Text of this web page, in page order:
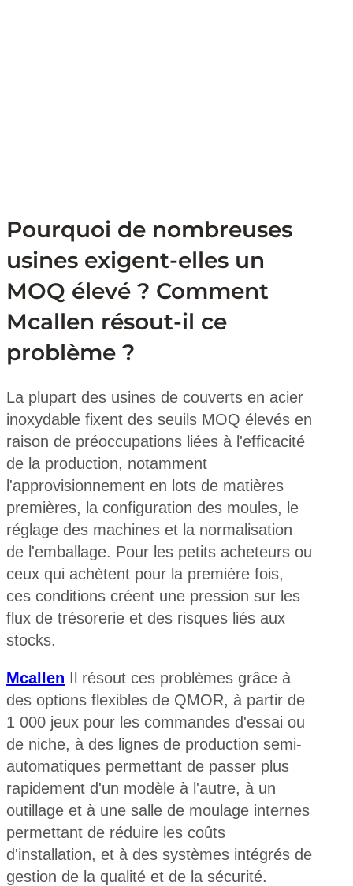
Pourquoi de nombreuses
usines exigent-elles un
MOQ élevé ? Comment
Mcallen résout-il ce
problème ?
La plupart des usines de couverts en acier
inoxydable fixent des seuils MOQ élevés en
raison de préoccupations liées à l'efficacité
de la production, notamment
l'approvisionnement en lots de matières
premières, la configuration des moules, le
réglage des machines et la normalisation
de l'emballage. Pour les petits acheteurs ou
ceux qui achètent pour la première fois,
ces conditions créent une pression sur les
flux de trésorerie et des risques liés aux
stocks.
Mcallen Il résout ces problèmes grâce à
des options flexibles de QMOR, à partir de
1 000 jeux pour les commandes d'essai ou
de niche, à des lignes de production semi-
automatiques permettant de passer plus
rapidement d'un modèle à l'autre, à un
outillage et à une salle de moulage internes
permettant de réduire les coûts
d'installation, et à des systèmes intégrés de
gestion de la qualité et de la sécurité.